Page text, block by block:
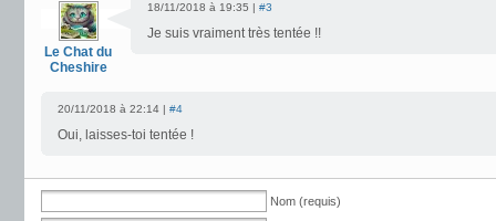
Le Chat du
Cheshire
18/11/2018 à 19:35 | #3
Je suis vraiment très tentée !!
20/11/2018 à 22:14 | #4
Oui, laisses-toi tentée !
Nom (requis)